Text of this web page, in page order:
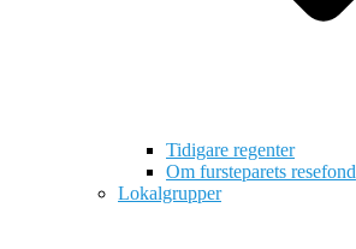
Tidigare regenter
Om fursteparets resefond
Lokalgrupper